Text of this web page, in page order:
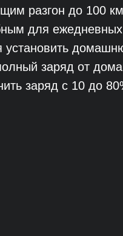
разгон до 100
для
установить
заряд от
заряд с 10 до